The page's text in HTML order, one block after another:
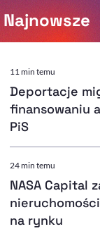
Najnowsze
11 min temu
Deportacje
finansowaniu
PiS
24 min temu
NASA Capital
na rynku